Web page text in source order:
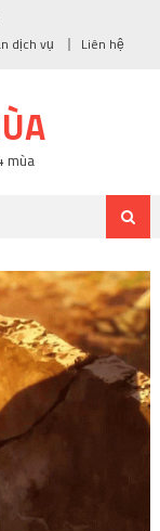
dịch vụ Liên hệ
mùa